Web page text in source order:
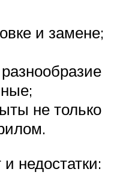
и замене;
не только
недостатки: